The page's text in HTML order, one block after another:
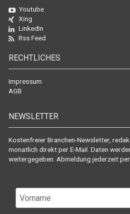
Youtube
Xing
LinkedIn
Rss Feed
RECHTLICHES
Impressum
AGB
NEWSLETTER
Kostenfreier Branchen-Newsletter,
monatlich direkt per E-Mail. Daten
weitergegeben. Abmeldung jederzeit